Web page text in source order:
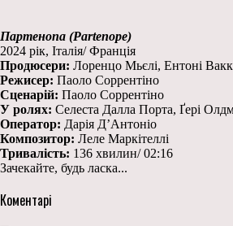
Партенопа (Partenope)
2024 рік, Італія/ Франція
Продюсери: Лоренцо Мьєлі, Ентоні
Режисер: Паоло Соррентіно
Сценарій: Паоло Соррентіно
У ролях: Селеста Далла Порта, Ґері
Оператор: Дарія Д’Антоніо
Композитор: Леле Маркітеллі
Тривалість: 136 хвилин/ 02:16
Зачекайте, будь ласка...
Коментарі